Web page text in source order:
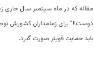
مقاله که در ماه سپتمبر سال جاری
دوست!!” برای زمامداران کشورش
باید حمایت قویتر صورت گیرد.